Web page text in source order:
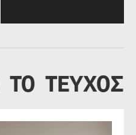
ΤΕΥΧΟΣ